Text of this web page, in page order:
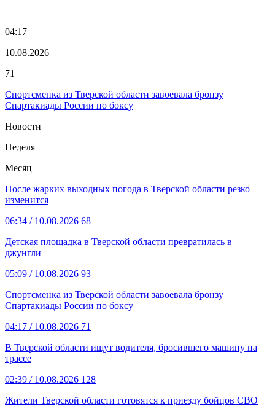
04:17
10.08.2026
71
Спортсменка из Тверской области завоевала бронзу
Спартакиады России по боксу
Новости
Неделя
Месяц
После жарких выходных погода в Тверской области резко
изменится
06:34 / 10.08.2026 68
Детская площадка в Тверской области превратилась в
джунгли
05:09 / 10.08.2026 93
Спортсменка из Тверской области завоевала бронзу
Спартакиады России по боксу
04:17 / 10.08.2026 71
В Тверской области ищут водителя, бросившего машину на
трассе
02:39 / 10.08.2026 128
Жители Тверской области готовятся к приезду бойцов СВО